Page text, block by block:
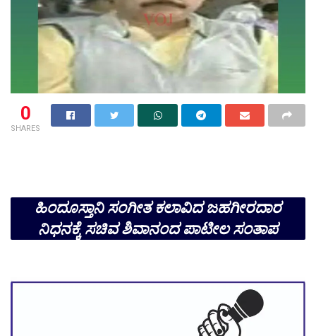
0
SHARES
ಹಿಂದೂಸ್ತಾನಿ ಸಂಗೀತ ಕಲಾವಿದ ಜಹಗೀರದಾರ
ನಿಧನಕ್ಕೆ ಸಚಿವ ಶಿವಾನಂದ ಪಾಟೀಲ ಸಂತಾಪ